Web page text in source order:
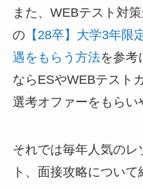
また、WEBテスト対
の【28卒】大学3年限
遇をもらう方法を参考
ならESやWEBテスト
選考オファーをもらい
それでは毎年人気の
ト、面接攻略について